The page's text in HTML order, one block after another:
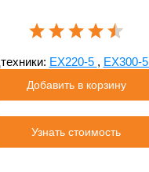
EX220-5 , EX300-5
Добавить в корзину
Узнать стоимость